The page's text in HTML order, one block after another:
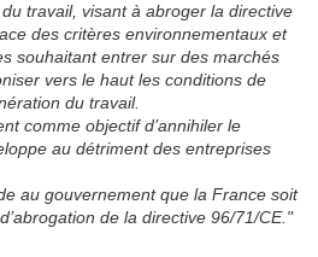
travail, visant à abroger la directive
des critères environnementaux et
souhaitant entrer sur des marchés
vers le haut les conditions de
du travail.
comme objectif d’annihiler le
au détriment des entreprises
au gouvernement que la France soit
de la directive 96/71/CE."